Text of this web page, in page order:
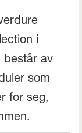
i
består av
som
for seg,